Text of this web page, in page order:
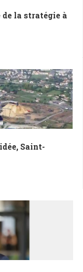
la stratégie à
Saint-